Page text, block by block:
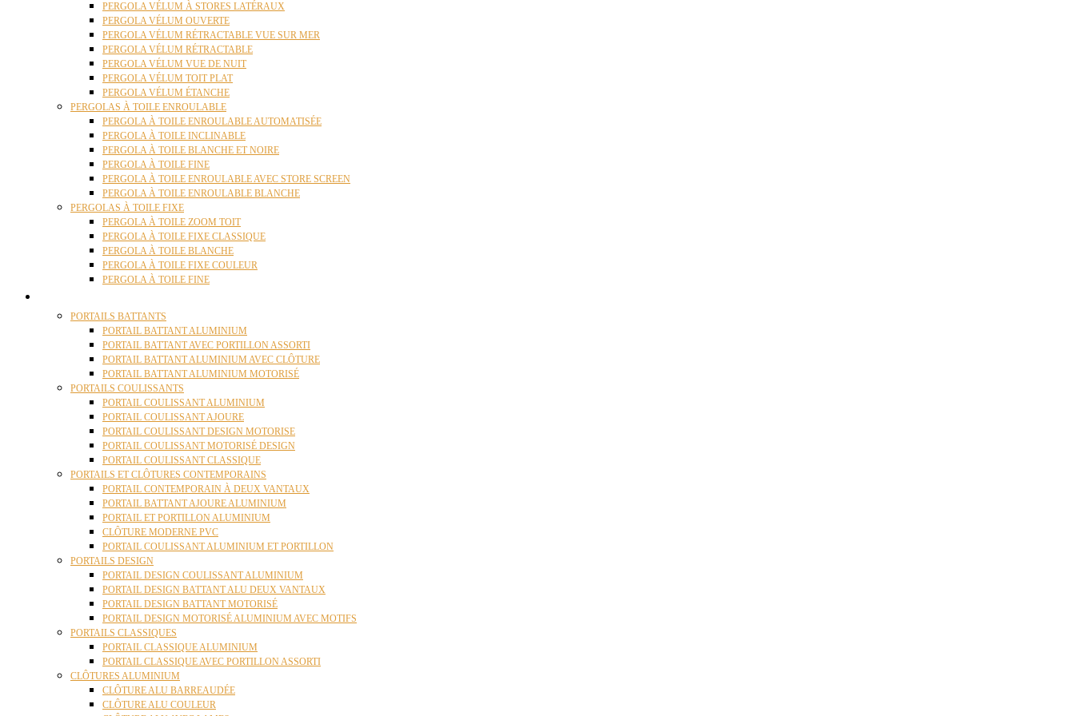
PERGOLA VÉLUM À STORES LATÉRAUX
PERGOLA VÉLUM OUVERTE
PERGOLA VÉLUM RÉTRACTABLE VUE SUR MER
PERGOLA VÉLUM RÉTRACTABLE
PERGOLA VÉLUM VUE DE NUIT
PERGOLA VÉLUM TOIT PLAT
PERGOLA VÉLUM ÉTANCHE
PERGOLAS À TOILE ENROULABLE
PERGOLA À TOILE ENROULABLE AUTOMATISÉE
PERGOLA À TOILE INCLINABLE
PERGOLA À TOILE BLANCHE ET NOIRE
PERGOLA À TOILE FINE
PERGOLA À TOILE ENROULABLE AVEC STORE SCREEN
PERGOLA À TOILE ENROULABLE BLANCHE
PERGOLAS À TOILE FIXE
PERGOLA À TOILE ZOOM TOIT
PERGOLA À TOILE FIXE CLASSIQUE
PERGOLA À TOILE BLANCHE
PERGOLA À TOILE FIXE COULEUR
PERGOLA À TOILE FINE
PORTAILS BATTANTS
PORTAIL BATTANT ALUMINIUM
PORTAIL BATTANT AVEC PORTILLON ASSORTI
PORTAIL BATTANT ALUMINIUM AVEC CLÔTURE
PORTAIL BATTANT ALUMINIUM MOTORISÉ
PORTAILS COULISSANTS
PORTAIL COULISSANT ALUMINIUM
PORTAIL COULISSANT AJOURE
PORTAIL COULISSANT DESIGN MOTORISE
PORTAIL COULISSANT MOTORISÉ DESIGN
PORTAIL COULISSANT CLASSIQUE
PORTAILS ET CLÔTURES CONTEMPORAINS
PORTAIL CONTEMPORAIN À DEUX VANTAUX
PORTAIL BATTANT AJOURE ALUMINIUM
PORTAIL ET PORTILLON ALUMINIUM
CLÔTURE MODERNE PVC
PORTAIL COULISSANT ALUMINIUM ET PORTILLON
PORTAILS DESIGN
PORTAIL DESIGN COULISSANT ALUMINIUM
PORTAIL DESIGN BATTANT ALU DEUX VANTAUX
PORTAIL DESIGN BATTANT MOTORISÉ
PORTAIL DESIGN MOTORISÉ ALUMINIUM AVEC MOTIFS
PORTAILS CLASSIQUES
PORTAIL CLASSIQUE ALUMINIUM
PORTAIL CLASSIQUE AVEC PORTILLON ASSORTI
CLÔTURES ALUMINIUM
CLÔTURE ALU BARREAUDÉE
CLÔTURE ALU COULEUR